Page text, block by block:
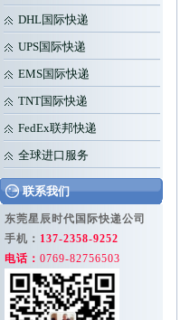
DHL国际快递
UPS国际快递
EMS国际快递
TNT国际快递
FedEx联邦快递
全球进口服务
联系我们
东莞星辰时代国际快递公司
手机： 137-2358-9252
电话： 0769-82756503